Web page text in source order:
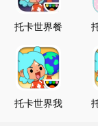
托卡世界餐
托卡世界我